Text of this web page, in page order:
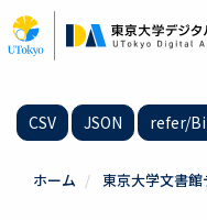
イ
ン
CSV JSON refer/
ホーム 東京大学文書